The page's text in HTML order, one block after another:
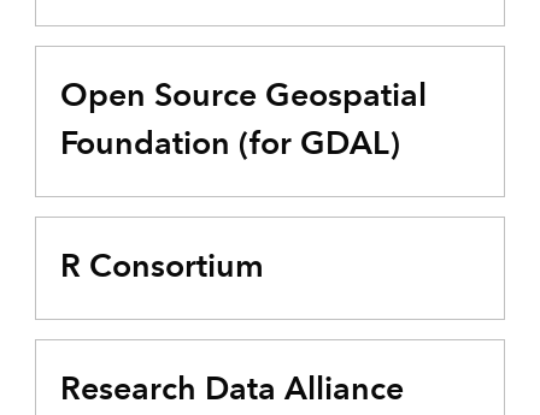
Open Source Geospatial
Foundation (for GDAL)
R Consortium
Research Data Alliance